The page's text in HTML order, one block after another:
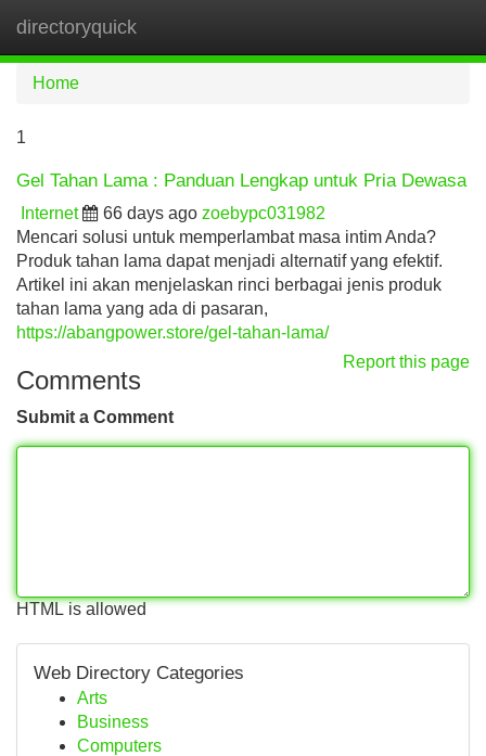
directoryquick
Home
1
Gel Tahan Lama : Panduan Lengkap untuk Pria Dewasa
Internet 66 days ago zoebypc031982
Mencari solusi untuk memperlambat masa intim Anda?
Produk tahan lama dapat menjadi alternatif yang efektif.
Artikel ini akan menjelaskan rinci berbagai jenis produk
tahan lama yang ada di pasaran,
https://abangpower.store/gel-tahan-lama/
Report this page
Comments
Submit a Comment
HTML is allowed
Web Directory Categories
Arts
Business
Computers